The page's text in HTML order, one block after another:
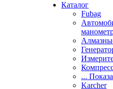
Каталог
Fubag
...
Karcher